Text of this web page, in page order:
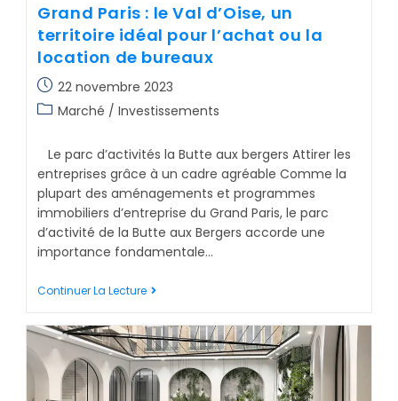
Grand Paris : le Val d’Oise, un
territoire idéal pour l’achat ou la
location de bureaux
22 novembre 2023
Marché / Investissements
Le parc d’activités la Butte aux bergers Attirer les
entreprises grâce à un cadre agréable Comme la
plupart des aménagements et programmes
immobiliers d’entreprise du Grand Paris, le parc
d’activité de la Butte aux Bergers accorde une
importance fondamentale…
Continuer La Lecture